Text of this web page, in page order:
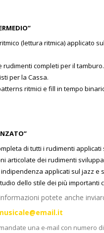
(lettura ritmica) applicato
rudimenti completi per il tamburo.
per la Cassa.
ritmici e fill in tempo
di tutti i rudimenti applicati
articolate dei rudimenti
indipendenza applicati sul jazz e
dello stile dei più importanti
potete anche
una e-mail con numero